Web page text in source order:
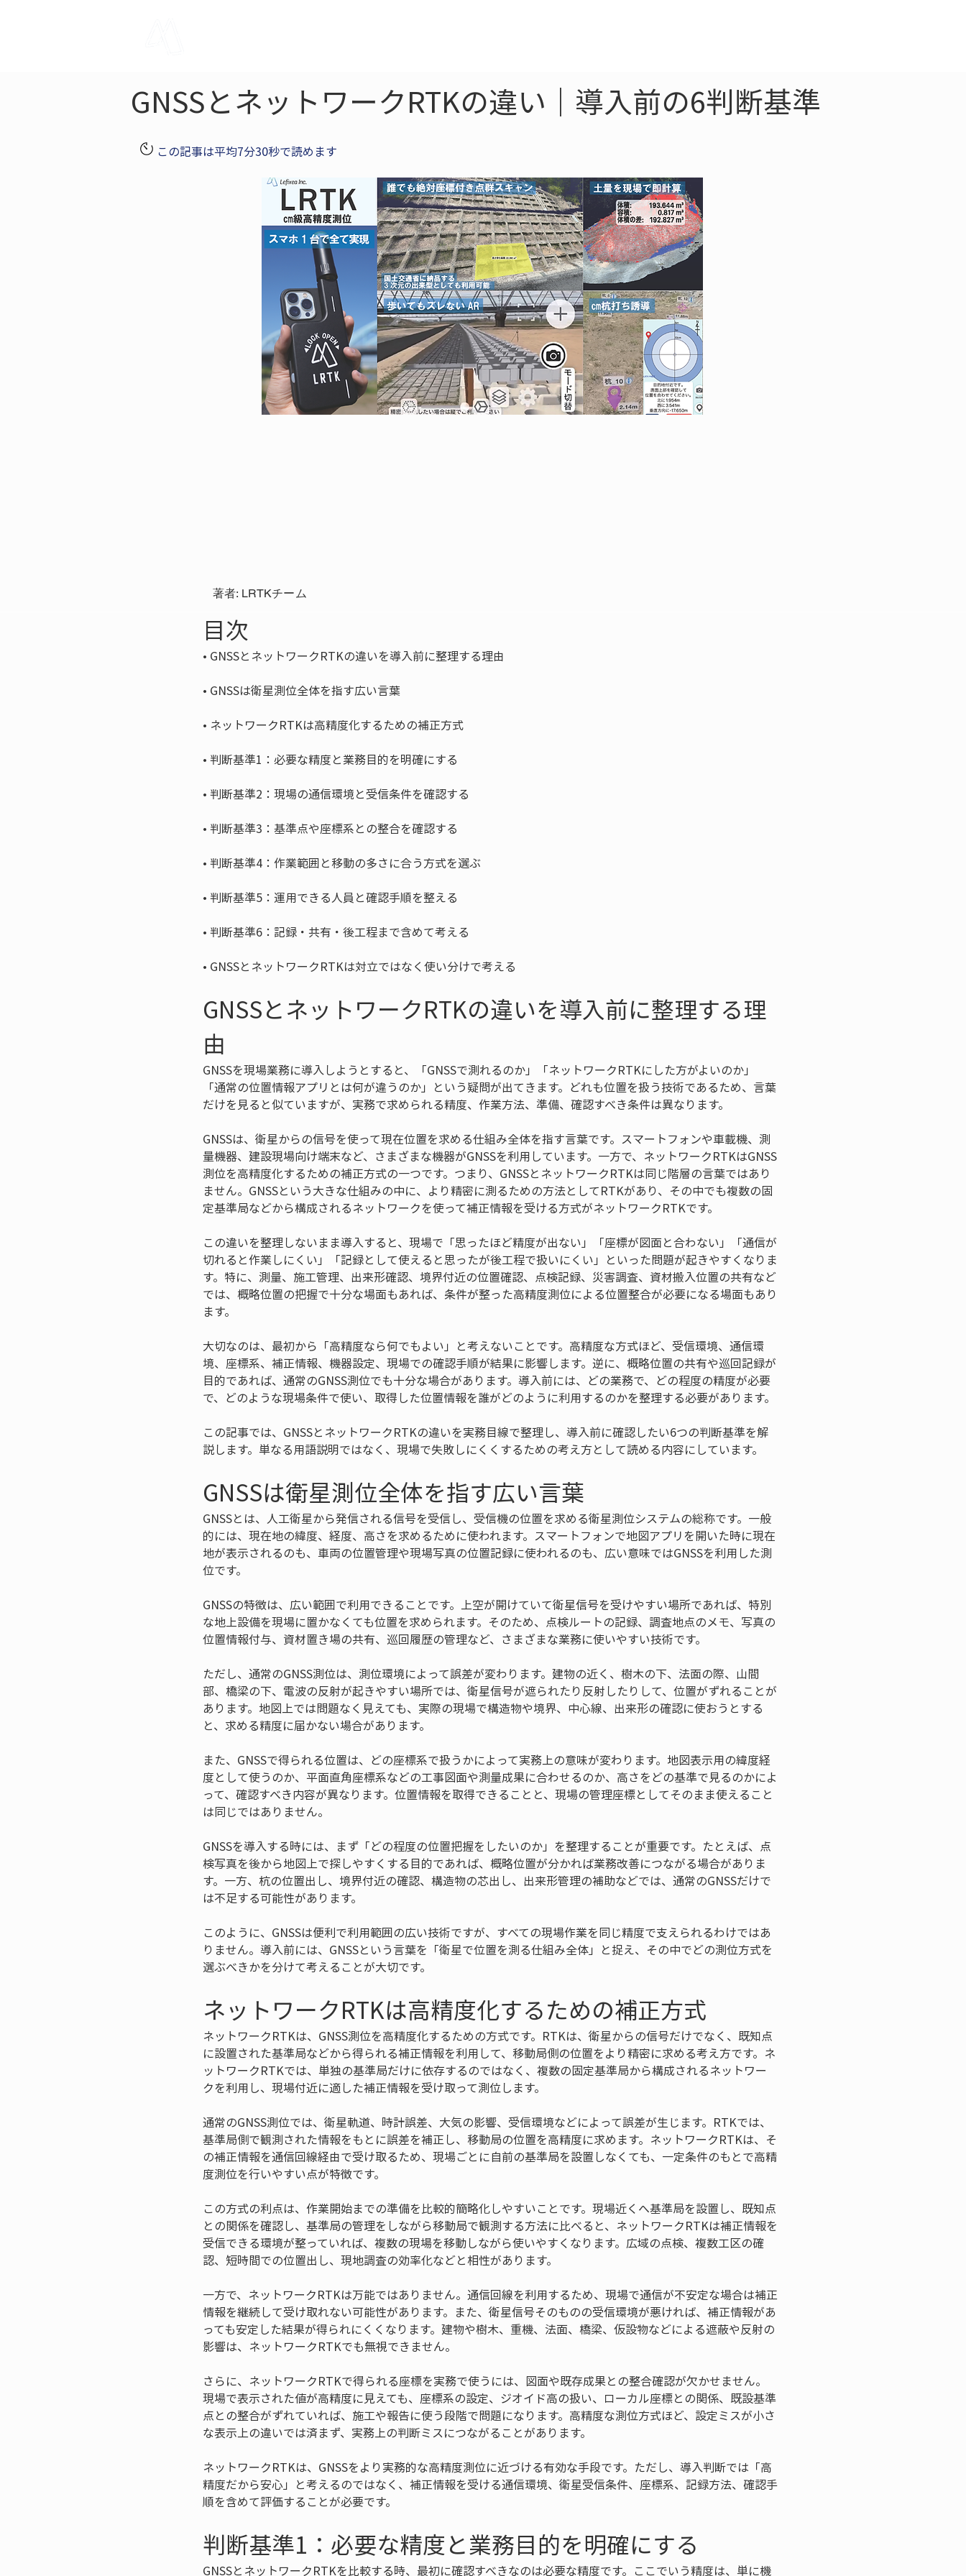
GNSSとネットワークRTKの違い｜導入前の6判断基準
この記事は平均7分30秒で読めます
著者: LRTKチーム
目次
•
•
•
•
•
•
•
•
•
• GNSSとネットワークRTKは対立ではなく使い分けで考える
GNSSとネットワークRTKの違いを導入前に整理する理
由
GNSSを現場業務に導入しようとすると、「GNSSで測れるのか」「ネットワークRTKにした方がよいのか」
「通常の位置情報アプリとは何が違うのか」という疑問が出てきます。どれも位置を扱う技術であるため、言葉
だけを見ると似ていますが、実務で求められる精度、作業方法、準備、確認すべき条件は異なります。
GNSSは、衛星からの信号を使って現在位置を求める仕組み全体を指す言葉です。スマートフォンや車載機、測
量機器、建設現場向け端末など、さまざまな機器がGNSSを利用しています。一方で、ネットワークRTKはGNSS
測位を高精度化するための補正方式の一つです。つまり、GNSSとネットワークRTKは同じ階層の言葉ではあり
ません。GNSSという大きな仕組みの中に、より精密に測るための方法としてRTKがあり、その中でも複数の固
定基準局などから構成されるネットワークを使って補正情報を受ける方式がネットワークRTKです。
この違いを整理しないまま導入すると、現場で「思ったほど精度が出ない」「座標が図面と合わない」「通信が
切れると作業しにくい」「記録として使えると思ったが後工程で扱いにくい」といった問題が起きやすくなりま
す。特に、測量、施工管理、出来形確認、境界付近の位置確認、点検記録、災害調査、資材搬入位置の共有など
では、概略位置の把握で十分な場面もあれば、条件が整った高精度測位による位置整合が必要になる場面もあり
ます。
大切なのは、最初から「高精度なら何でもよい」と考えないことです。高精度な方式ほど、受信環境、通信環
境、座標系、補正情報、機器設定、現場での確認手順が結果に影響します。逆に、概略位置の共有や巡回記録が
目的であれば、通常のGNSS測位でも十分な場合があります。導入前には、どの業務で、どの程度の精度が必要
で、どのような現場条件で使い、取得した位置情報を誰がどのように利用するのかを整理する必要があります。
この記事では、GNSSとネットワークRTKの違いを実務目線で整理し、導入前に確認したい6つの判断基準を解
説します。単なる用語説明ではなく、現場で失敗しにくくするための考え方として読める内容にしています。
GNSSは衛星測位全体を指す広い言葉
GNSSとは、人工衛星から発信される信号を受信し、受信機の位置を求める衛星測位システムの総称です。一般
的には、現在地の緯度、経度、高さを求めるために使われます。スマートフォンで地図アプリを開いた時に現在
地が表示されるのも、車両の位置管理や現場写真の位置記録に使われるのも、広い意味ではGNSSを利用した測
位です。
GNSSの特徴は、広い範囲で利用できることです。上空が開けていて衛星信号を受けやすい場所であれば、特別
な地上設備を現場に置かなくても位置を求められます。そのため、点検ルートの記録、調査地点のメモ、写真の
位置情報付与、資材置き場の共有、巡回履歴の管理など、さまざまな業務に使いやすい技術です。
ただし、通常のGNSS測位は、測位環境によって誤差が変わります。建物の近く、樹木の下、法面の際、山間
部、橋梁の下、電波の反射が起きやすい場所では、衛星信号が遮られたり反射したりして、位置がずれることが
あります。地図上では問題なく見えても、実際の現場で構造物や境界、中心線、出来形の確認に使おうとする
と、求める精度に届かない場合があります。
また、GNSSで得られる位置は、どの座標系で扱うかによって実務上の意味が変わります。地図表示用の緯度経
度として使うのか、平面直角座標系などの工事図面や測量成果に合わせるのか、高さをどの基準で見るのかによ
って、確認すべき内容が異なります。位置情報を取得できることと、現場の管理座標としてそのまま使えること
は同じではありません。
GNSSを導入する時には、まず「どの程度の位置把握をしたいのか」を整理することが重要です。たとえば、点
検写真を後から地図上で探しやすくする目的であれば、概略位置が分かれば業務改善につながる場合がありま
す。一方、杭の位置出し、境界付近の確認、構造物の芯出し、出来形管理の補助などでは、通常のGNSSだけで
は不足する可能性があります。
このように、GNSSは便利で利用範囲の広い技術ですが、すべての現場作業を同じ精度で支えられるわけではあ
りません。導入前には、GNSSという言葉を「衛星で位置を測る仕組み全体」と捉え、その中でどの測位方式を
選ぶべきかを分けて考えることが大切です。
ネットワークRTKは高精度化するための補正方式
ネットワークRTKは、GNSS測位を高精度化するための方式です。RTKは、衛星からの信号だけでなく、既知点
に設置された基準局などから得られる補正情報を利用して、移動局側の位置をより精密に求める考え方です。ネ
ットワークRTKでは、単独の基準局だけに依存するのではなく、複数の固定基準局から構成されるネットワー
クを利用し、現場付近に適した補正情報を受け取って測位します。
通常のGNSS測位では、衛星軌道、時計誤差、大気の影響、受信環境などによって誤差が生じます。RTKでは、
基準局側で観測された情報をもとに誤差を補正し、移動局の位置を高精度に求めます。ネットワークRTKは、そ
の補正情報を通信回線経由で受け取るため、現場ごとに自前の基準局を設置しなくても、一定条件のもとで高精
度測位を行いやすい点が特徴です。
この方式の利点は、作業開始までの準備を比較的簡略化しやすいことです。現場近くへ基準局を設置し、既知点
との関係を確認し、基準局の管理をしながら移動局で観測する方法に比べると、ネットワークRTKは補正情報を
受信できる環境が整っていれば、複数の現場を移動しながら使いやすくなります。広域の点検、複数工区の確
認、短時間での位置出し、現地調査の効率化などと相性があります。
一方で、ネットワークRTKは万能ではありません。通信回線を利用するため、現場で通信が不安定な場合は補正
情報を継続して受け取れない可能性があります。また、衛星信号そのものの受信環境が悪ければ、補正情報があ
っても安定した結果が得られにくくなります。建物や樹木、重機、法面、橋梁、仮設物などによる遮蔽や反射の
影響は、ネットワークRTKでも無視できません。
さらに、ネットワークRTKで得られる座標を実務で使うには、図面や既存成果との整合確認が欠かせません。
現場で表示された値が高精度に見えても、座標系の設定、ジオイド高の扱い、ローカル座標との関係、既設基準
点との整合がずれていれば、施工や報告に使う段階で問題になります。高精度な測位方式ほど、設定ミスが小さ
な表示上の違いでは済まず、実務上の判断ミスにつながることがあります。
ネットワークRTKは、GNSSをより実務的な高精度測位に近づける有効な手段です。ただし、導入判断では「高
精度だから安心」と考えるのではなく、補正情報を受ける通信環境、衛星受信条件、座標系、記録方法、確認手
順を含めて評価することが必要です。
判断基準1：必要な精度と業務目的を明確にする
GNSSとネットワークRTKを比較する時、最初に確認すべきなのは必要な精度です。ここでいう精度は、単に機